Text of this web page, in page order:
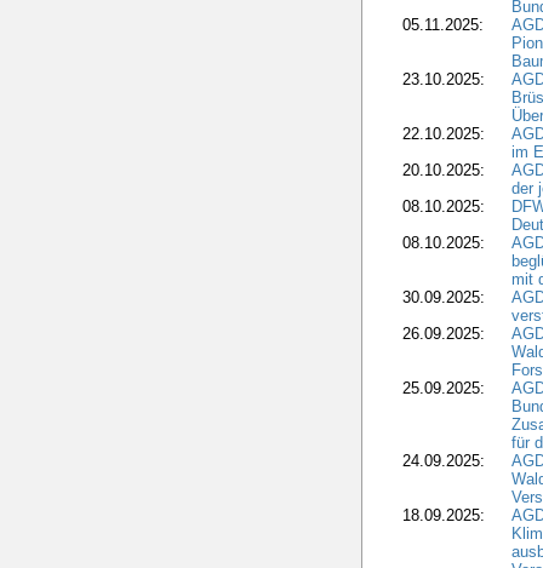
05.11.2025:
23.10.2025:
22.10.2025:
im
20.10.2025:
der
08.10.2025:
08.10.2025:
mit
30.09.2025:
26.09.2025:
25.09.2025:
für
24.09.2025:
18.09.2025: